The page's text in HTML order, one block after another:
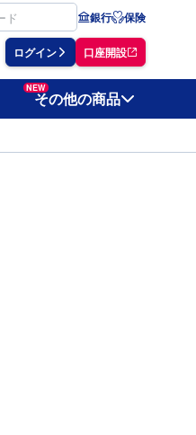
銀行 保険
ログイン 口座開設
NEW
その他の商品